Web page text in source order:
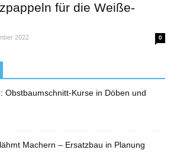
für die Weiße-
2022 0
Obstbaumschnitt-Kurse in Döben und
Machern – Ersatzbau in Planung